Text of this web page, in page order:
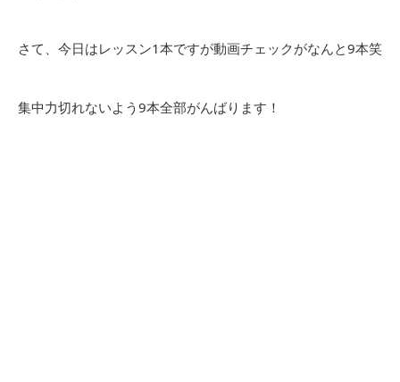
さて、今日はレッスン1本ですが動画チェックがなんと9本笑
集中力切れないよう9本全部がんばります！